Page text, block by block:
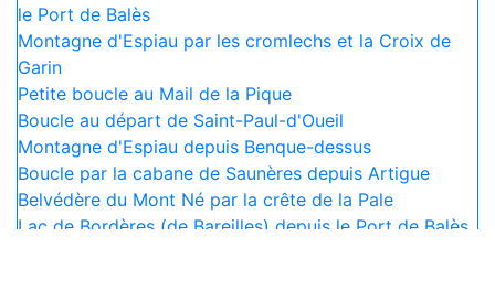
le Port de Balès
Montagne d'Espiau par les cromlechs et la Croix de
Garin
Petite boucle au Mail de la Pique
Boucle au départ de Saint-Paul-d'Oueil
Montagne d'Espiau depuis Benque-dessus
Boucle par la cabane de Saunères depuis Artigue
Belvédère du Mont Né par la crête de la Pale
Lac de Bordères (de Bareilles) depuis le Port de Balès